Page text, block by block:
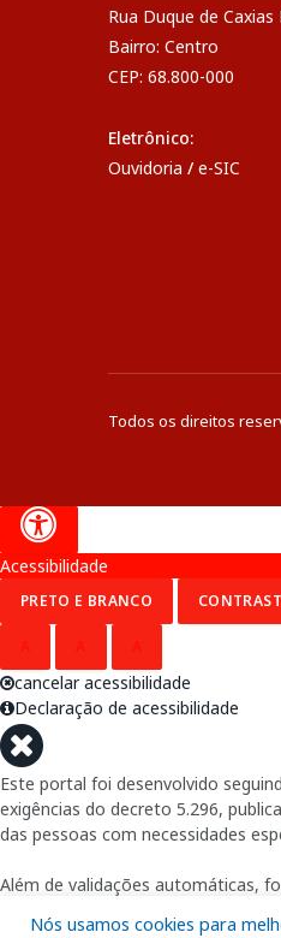
Rua Duque de Caxias
Bairro: Centro
CEP: 68.800-000
Eletrônico:
Ouvidoria / e-SIC
Todos os direitos
Nós usamos cookies para
Acessibilidade
PRETO E BRANCO
cancelar acessibilidade
Declaração de acessibilidade
Este portal foi desenvolvido
exigências do decreto 5.296,
das pessoas com necessidades
Além de validações automáticas,